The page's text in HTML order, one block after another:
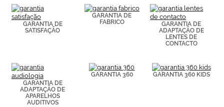
de páginas
visitadas).
Puedes
consultar más
Cookies.
GARANTIA DE
SATISFAÇÃO
GARANTIA DE
FABRICO
GARANTIA DE
ADAPTAÇÃO DE
LENTES DE
CONTACTO
GARANTIA DE
ADAPTAÇÃO DE
APARELHOS
AUDITIVOS
GARANTIA 360 GARANTIA 360 KIDS